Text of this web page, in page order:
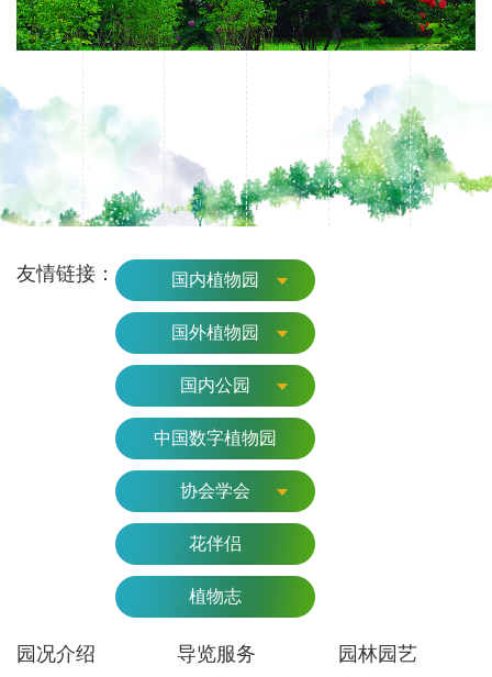
友情链接： 国内植物园
国外植物园
国内公园
中国数字植物园
协会学会
花伴侣
植物志
园况介绍 导览服务 园林园艺